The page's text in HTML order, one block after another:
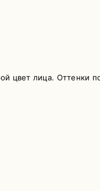
цвет лица. Оттенки